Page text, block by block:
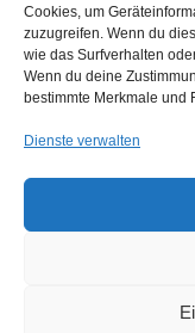
Cookies, um
zuzugreifen. Wenn du
wie das Surfverhalten
Wenn du deine
bestimmte Merkmale und
Dienste verwalten
Jetzt